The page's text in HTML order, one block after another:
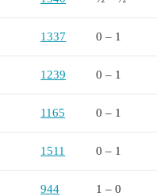
1337 0 – 1
1239 0 – 1
1165 0 – 1
1511 0 – 1
944 1 – 0